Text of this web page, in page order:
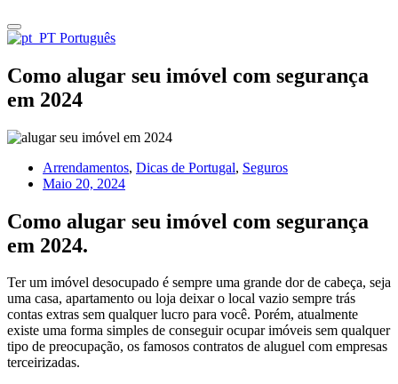
Português
Como alugar seu imóvel com segurança
em 2024
Arrendamentos, Dicas de Portugal, Seguros
Maio 20, 2024
Como alugar seu imóvel com segurança
em 2024.
Ter um imóvel desocupado é sempre uma grande dor de cabeça, seja
uma casa, apartamento ou loja deixar o local vazio sempre trás
contas extras sem qualquer lucro para você. Porém, atualmente
existe uma forma simples de conseguir ocupar imóveis sem qualquer
tipo de preocupação, os famosos contratos de aluguel com empresas
terceirizadas.